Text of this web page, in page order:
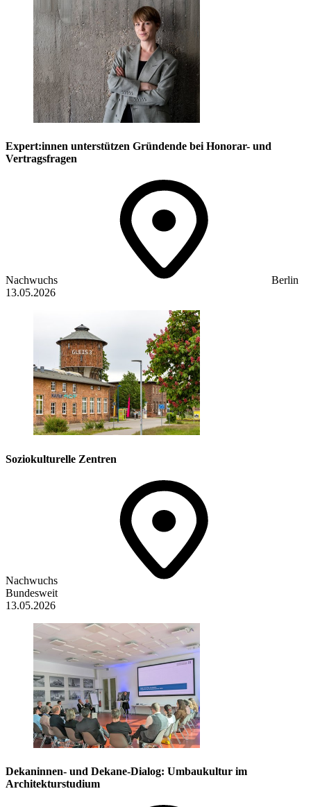
Expert:innen unterstützen Gründende bei Honorar- und
Vertragsfragen
Nachwuchs
Berlin
13.05.2026
Soziokulturelle Zentren
Nachwuchs
Bundesweit
13.05.2026
Dekaninnen- und Dekane-Dialog: Umbaukultur im
Architekturstudium